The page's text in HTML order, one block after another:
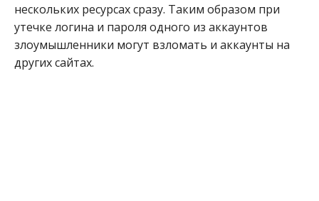
нескольких ресурсах сразу. Таким образом при
утечке логина и пароля одного из аккаунтов
злоумышленники могут взломать и аккаунты на
других сайтах.